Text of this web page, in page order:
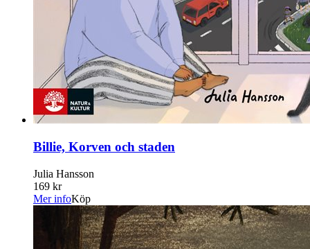
Billie, Korven och staden
Julia Hansson
169 kr
Mer infoKöp